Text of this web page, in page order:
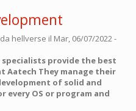
hellverse il Mar, 06/07/2022 -
provide the best
Aatech They manage their
of solid and
every OS or program and